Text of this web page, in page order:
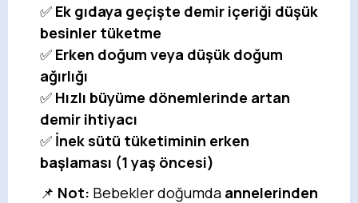
✅ Ek gıdaya geçişte demir içeriği düşük
besinler tüketme
✅ Erken doğum veya düşük doğum
ağırlığı
✅ Hızlı büyüme dönemlerinde artan
demir ihtiyacı
✅ İnek sütü tüketiminin erken
başlaması (1 yaş öncesi)
📌 Not: Bebekler doğumda annelerinden